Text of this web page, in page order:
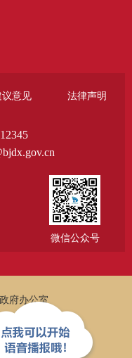
议意见 法律声明
微信公众号
府办公室
和数据管理局